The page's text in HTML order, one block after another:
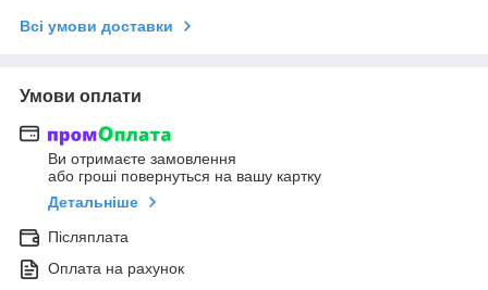
Всі умови доставки
Умови оплати
Ви отримаєте замовлення
або гроші повернуться на вашу картку
Детальніше
Післяплата
Оплата на рахунок